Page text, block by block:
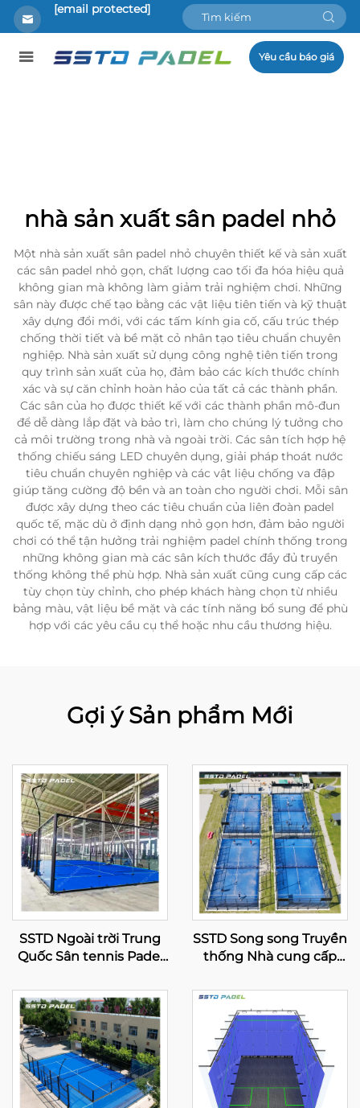
[email protected]
Yêu cầu báo giá
nhà sản xuất sân padel nhỏ
Một nhà sản xuất sân padel nhỏ chuyên thiết kế và sản xuất
các sân padel nhỏ gọn, chất lượng cao tối đa hóa hiệu quả
không gian mà không làm giảm trải nghiệm chơi. Những
sân này được chế tạo bằng các vật liệu tiên tiến và kỹ thuật
xây dựng đổi mới, với các tấm kính gia cố, cấu trúc thép
chống thời tiết và bề mặt cỏ nhân tạo tiêu chuẩn chuyên
nghiệp. Nhà sản xuất sử dụng công nghệ tiên tiến trong
quy trình sản xuất của họ, đảm bảo các kích thước chính
xác và sự căn chỉnh hoàn hảo của tất cả các thành phần.
Các sân của họ được thiết kế với các thành phần mô-đun
để dễ dàng lắp đặt và bảo trì, làm cho chúng lý tưởng cho
cả môi trường trong nhà và ngoài trời. Các sân tích hợp hệ
thống chiếu sáng LED chuyên dụng, giải pháp thoát nước
tiêu chuẩn chuyên nghiệp và các vật liệu chống va đập
giúp tăng cường độ bền và an toàn cho người chơi. Mỗi sân
được xây dựng theo các tiêu chuẩn của liên đoàn padel
quốc tế, mặc dù ở định dạng nhỏ gọn hơn, đảm bảo người
chơi có thể tận hưởng trải nghiệm padel chính thống trong
những không gian mà các sân kích thước đầy đủ truyền
thống không thể phù hợp. Nhà sản xuất cũng cung cấp các
tùy chọn tùy chỉnh, cho phép khách hàng chọn từ nhiều
bảng màu, vật liệu bề mặt và các tính năng bổ sung để phù
hợp với các yêu cầu cụ thể hoặc nhu cầu thương hiệu.
Gợi ý Sản phẩm Mới
SSTD Ngoài trời Trung
Quốc Sân tennis Padel
chuyên nghiệp Kinh
điển Sân Padel Công
nghệ tiên tiến cho Câu
lạc bộ Padel 001-2
SSTD Song song Truyền
thống Nhà cung cấp
Supplier WPT Đèn LED
Classic Sân Padel ngoài
trời 002